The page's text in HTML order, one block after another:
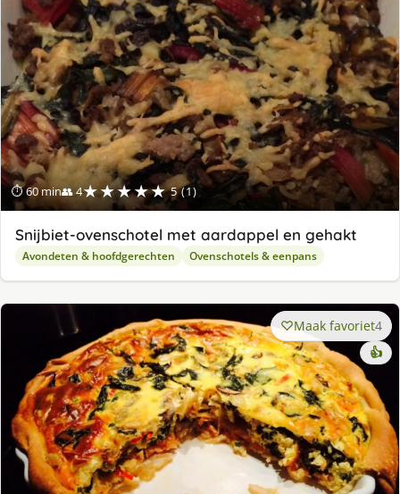
⏱ 60 min👥 4★★★★★ 5 (1)
Snijbiet-ovenschotel met aardappel en gehakt
Avondeten & hoofdgerechten Ovenschotels & eenpans
Maak favoriet4
👍